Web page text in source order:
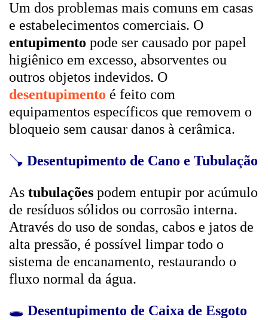
Um dos problemas mais comuns em casas
e estabelecimentos comerciais. O
entupimento pode ser causado por papel
higiênico em excesso, absorventes ou
outros objetos indevidos. O
desentupimento é feito com
equipamentos específicos que removem o
bloqueio sem causar danos à cerâmica.
🪠 Desentupimento de Cano e Tubulação
As tubulações podem entupir por acúmulo
de resíduos sólidos ou corrosão interna.
Através do uso de sondas, cabos e jatos de
alta pressão, é possível limpar todo o
sistema de encanamento, restaurando o
fluxo normal da água.
🕳️ Desentupimento de Caixa de Esgoto